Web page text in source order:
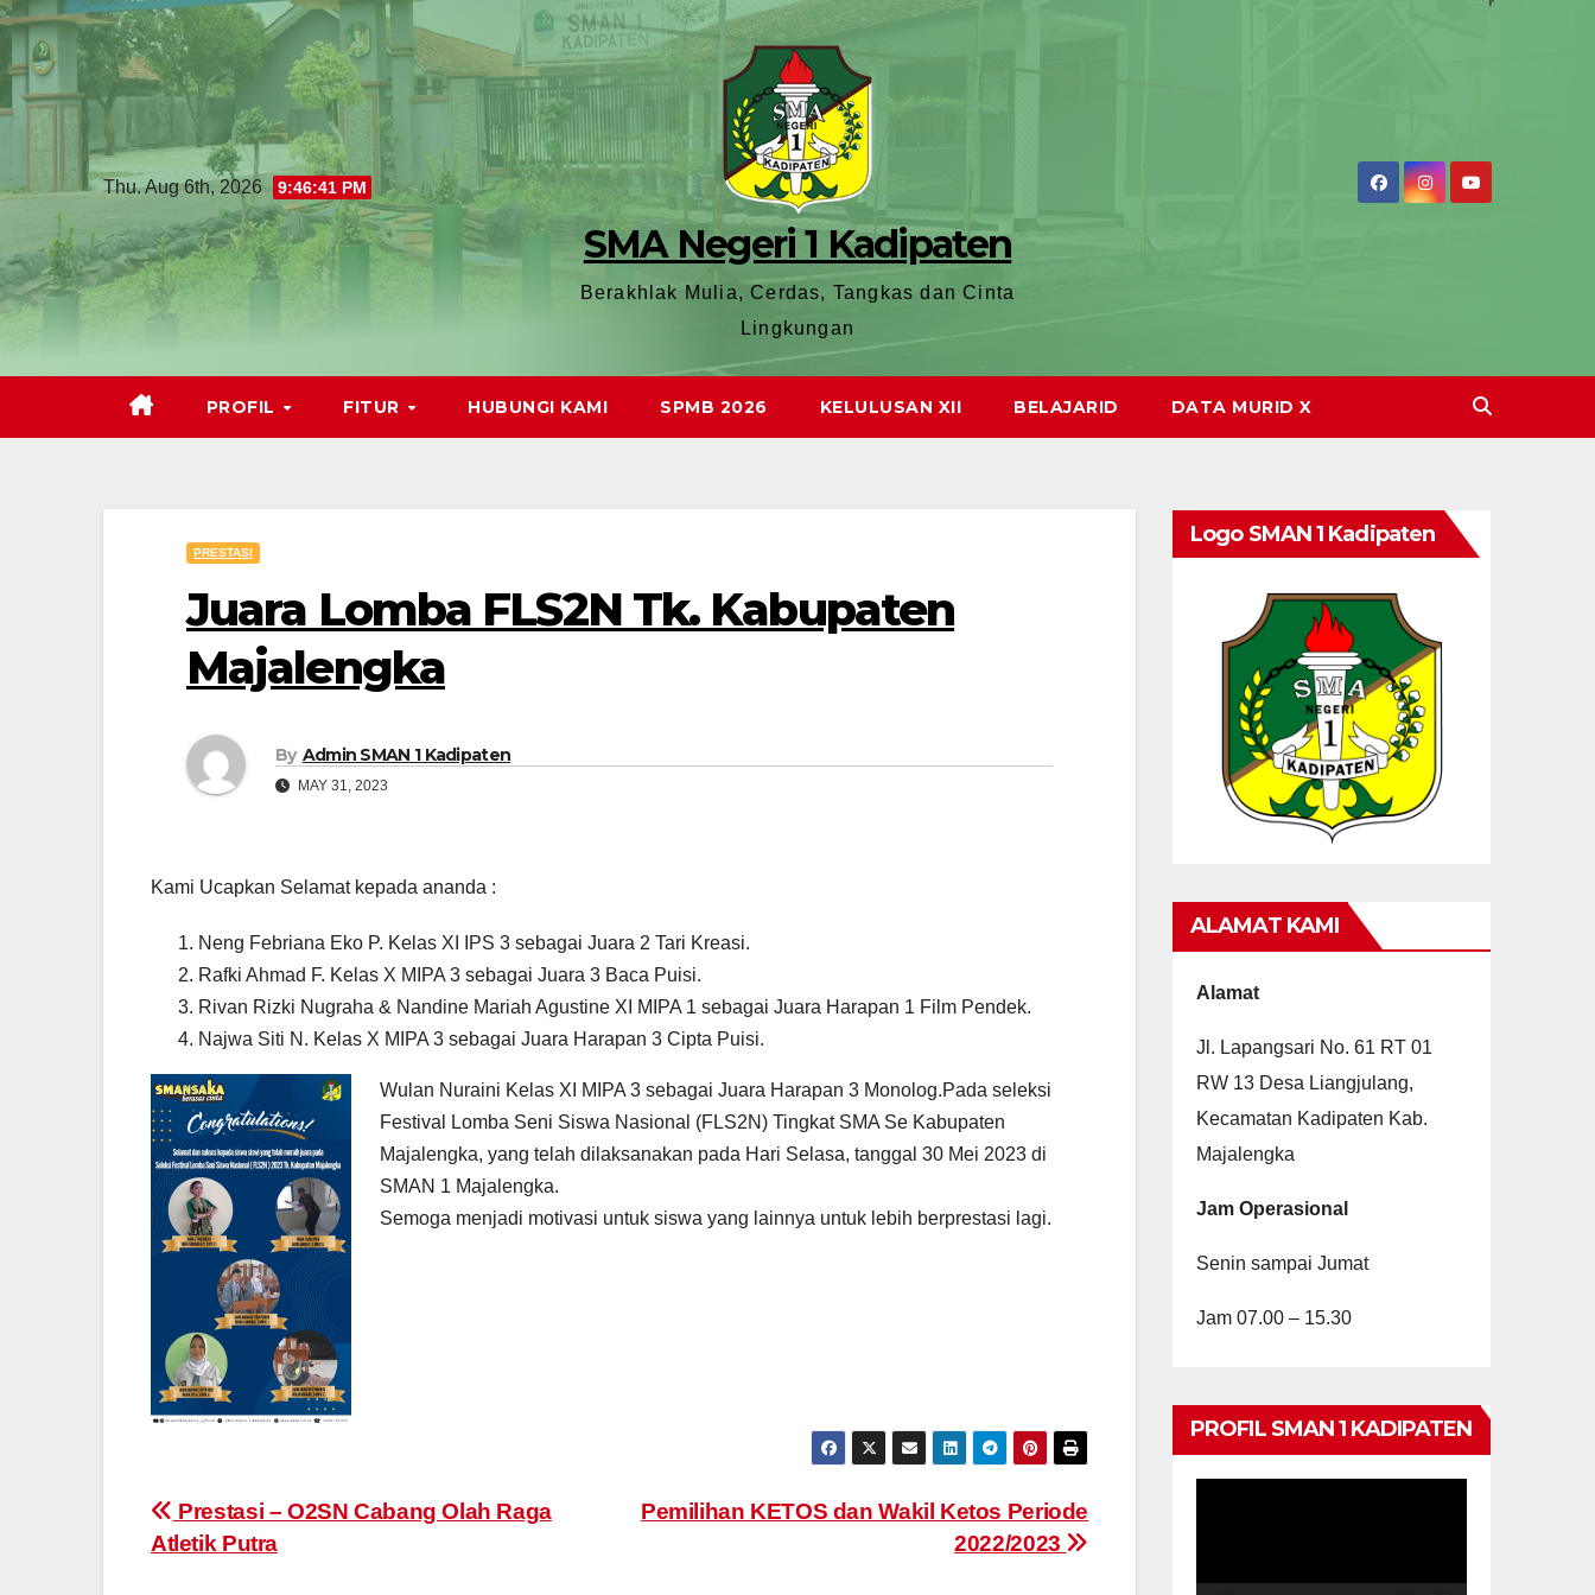
Thu. Aug 6th, 2026 9:46:42 PM
SMA Negeri 1 Kadipaten
Berakhlak Mulia, Cerdas, Tangkas dan Cinta
Lingkungan
PROFIL FITUR HUBUNGI KAMI SPMB 2026 KELULUSAN XII BELAJARID DATA MURID X
PRESTASI
Juara Lomba FLS2N Tk. Kabupaten
Majalengka
By Admin SMAN 1 Kadipaten
MAY 31, 2023
Kami Ucapkan Selamat kepada ananda :
Neng Febriana Eko P. Kelas XI IPS 3 sebagai Juara 2 Tari Kreasi.
Rafki Ahmad F. Kelas X MIPA 3 sebagai Juara 3 Baca Puisi.
Rivan Rizki Nugraha & Nandine Mariah Agustine XI MIPA 1 sebagai Juara Harapan 1 Film Pendek.
Najwa Siti N. Kelas X MIPA 3 sebagai Juara Harapan 3 Cipta Puisi.
Wulan Nuraini Kelas XI MIPA 3 sebagai Juara Harapan 3 Monolog.Pada seleksi
Festival Lomba Seni Siswa Nasional (FLS2N) Tingkat SMA Se Kabupaten
Majalengka, yang telah dilaksanakan pada Hari Selasa, tanggal 30 Mei 2023 di
SMAN 1 Majalengka.
Semoga menjadi motivasi untuk siswa yang lainnya untuk lebih berprestasi lagi.
Pemilihan KETOS dan Wakil Ketos Periode
2022/2023
Prestasi – O2SN Cabang Olah Raga
Atletik Putra
Logo SMAN 1 Kadipaten
ALAMAT KAMI
Alamat
Jl. Lapangsari No. 61 RT 01
RW 13 Desa Liangjulang,
Kecamatan Kadipaten Kab.
Majalengka
Jam Operasional
Senin sampai Jumat
Jam 07.00 – 15.30
PROFIL SMAN 1 KADIPATEN